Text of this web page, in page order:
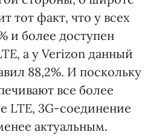
тот факт, что у всех
и более доступен
а у Verizon данный
88,2%. И поскольку
все более
LTE, 3G-соединение
актуальным.